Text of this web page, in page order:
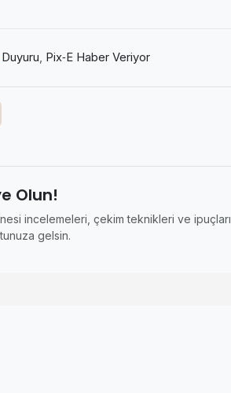
Duyuru, Pix‑E Haber Veriyor
Olun!
incelemeleri, çekim teknikleri ve ipuçları
gelsin.